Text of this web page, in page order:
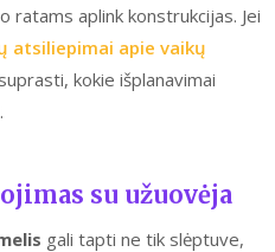
ratams aplink konstrukcijas. Jei
atsiliepimai apie vaikų
kokie išplanavimai
su užuovėja
gali tapti ne tik slėptuve,